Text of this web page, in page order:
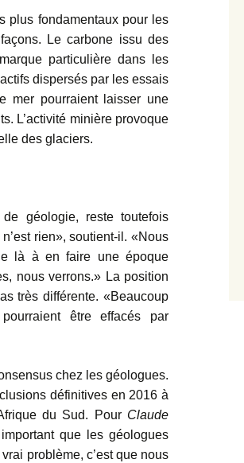
plus fondamentaux pour les
Le carbone issu des
particulière dans les
dispersés par les essais
mer pourraient laisser une
L’activité minière provoque
des glaciers.
géologie, reste toutefois
rien», soutient-il. «Nous
là à en faire une époque
nous verrons.» La position
très différente. «Beaucoup
être effacés par
chez les géologues.
définitives en 2016 à
du Sud. Pour Claude
que les géologues
problème, c’est que nous